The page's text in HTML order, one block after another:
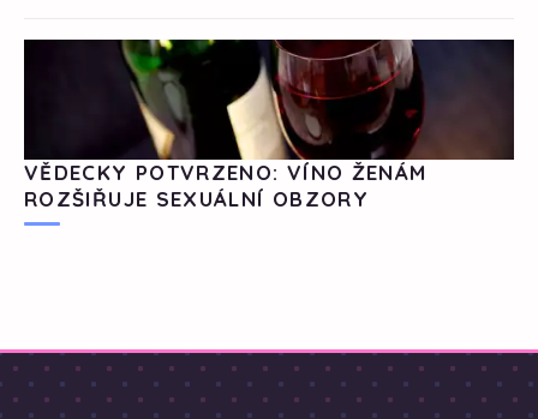
VĚDECKY POTVRZENO: VÍNO ŽENÁM
ROZŠIŘUJE SEXUÁLNÍ OBZORY